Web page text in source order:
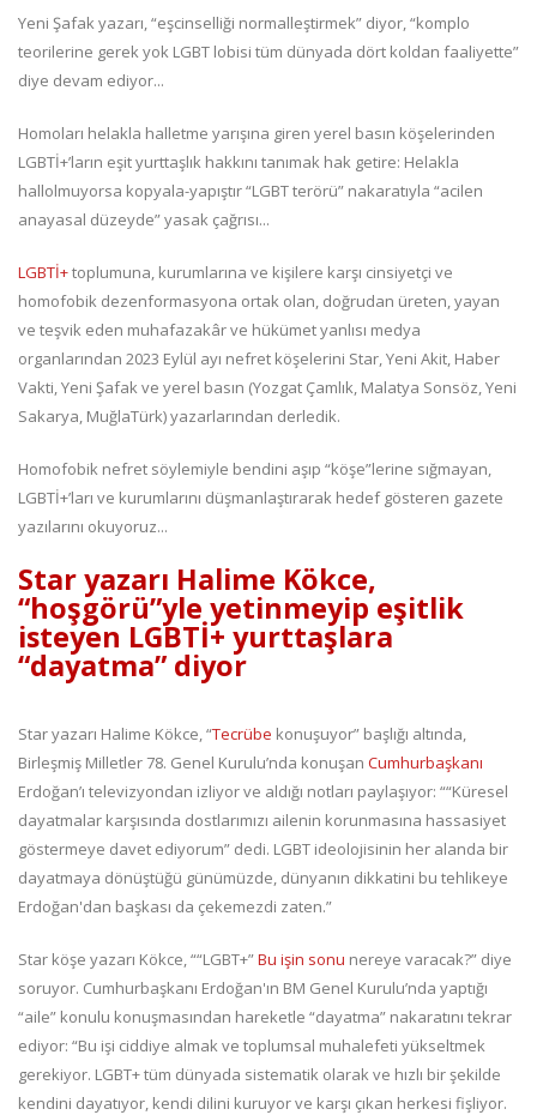
Yeni Şafak yazarı, “eşcinselliği normalleştirmek” diyor, “komplo
teorilerine gerek yok LGBT lobisi tüm dünyada dört koldan faaliyette”
diye devam ediyor...
Homoları helakla halletme yarışına giren yerel basın köşelerinden
LGBTİ+’ların eşit yurttaşlık hakkını tanımak hak getire: Helakla
hallolmuyorsa kopyala-yapıştır “LGBT terörü” nakaratıyla “acilen
anayasal düzeyde” yasak çağrısı...
LGBTİ+toplumuna, kurumlarına ve kişilere karşı cinsiyetçi ve
homofobik dezenformasyona ortak olan, doğrudan üreten, yayan
ve teşvik eden muhafazakâr ve hükümet yanlısı medya
organlarından 2023 Eylül ayı nefret köşelerini Star, Yeni Akit, Haber
Vakti, Yeni Şafak ve yerel basın (Yozgat Çamlık, Malatya Sonsöz, Yeni
Sakarya, MuğlaTürk) yazarlarından derledik.
Homofobik nefret söylemiyle bendini aşıp “köşe”lerine sığmayan,
LGBTİ+’ları ve kurumlarını düşmanlaştırarak hedef gösteren gazete
yazılarını okuyoruz...
Star yazarı Halime Kökce,
“hoşgörü”yle yetinmeyip eşitlik
isteyen LGBTİ+ yurttaşlara
“dayatma” diyor
Star yazarı Halime Kökce, “Tecrübe konuşuyor” başlığı altında,
Birleşmiş Milletler 78. Genel Kurulu’nda konuşan Cumhurbaşkanı
Erdoğan’ı televizyondan izliyor ve aldığı notları paylaşıyor: ““Küresel
dayatmalar karşısında dostlarımızı ailenin korunmasına hassasiyet
göstermeye davet ediyorum” dedi. LGBT ideolojisinin her alanda bir
dayatmaya dönüştüğü günümüzde, dünyanın dikkatini bu tehlikeye
Erdoğan'dan başkası da çekemezdi zaten.”
Star köşe yazarı Kökce, ““LGBT+”Bu işin sonu nereye varacak?” diye
soruyor. Cumhurbaşkanı Erdoğan'ın BM Genel Kurulu’nda yaptığı
“aile” konulu konuşmasından hareketle “dayatma” nakaratını tekrar
ediyor: “Bu işi ciddiye almak ve toplumsal muhalefeti yükseltmek
gerekiyor. LGBT+ tüm dünyada sistematik olarak ve hızlı bir şekilde
kendini dayatıyor, kendi dilini kuruyor ve karşı çıkan herkesi fişliyor.